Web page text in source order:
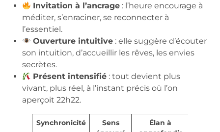
Invitation à l’ancrage : l’heure encourage à
méditer, s’enraciner, se reconnecter à
l’essentiel.
Ouverture intuitive : elle suggère d’écouter
son intuition, d’accueillir les rêves, les envies
secrètes.
Présent intensifié : tout devient plus
vivant, plus réel, à l’instant précis où l’on
aperçoit 22h22.
Synchronicité
Sens
Élan à